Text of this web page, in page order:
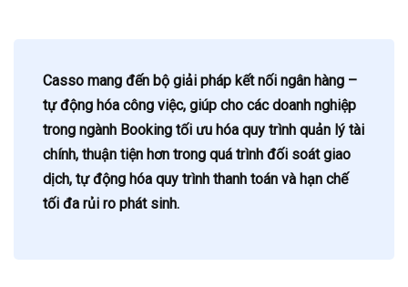
Casso mang đến bộ giải pháp kết nối ngân hàng –
tự động hóa công việc, giúp cho các doanh nghiệp
trong ngành Booking tối ưu hóa quy trình quản lý tài
chính, thuận tiện hơn trong quá trình đối soát giao
dịch, tự động hóa quy trình thanh toán và hạn chế
tối đa rủi ro phát sinh.